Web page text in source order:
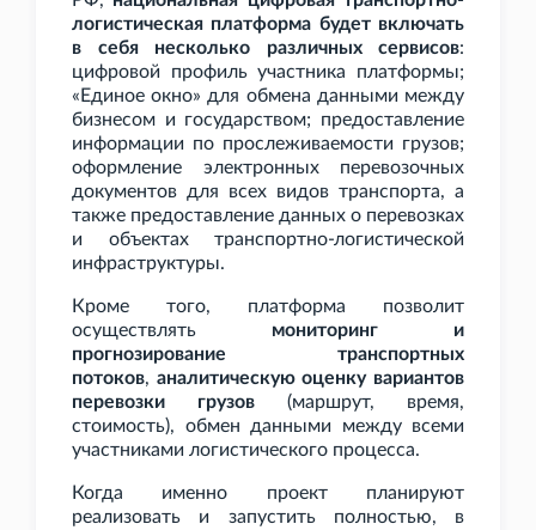
логистическая платформа будет включать
в себя несколько различных сервисов:
цифровой профиль участника платформы;
«Единое окно» для обмена данными между
бизнесом и государством; предоставление
информации по прослеживаемости грузов;
оформление электронных перевозочных
документов для всех видов транспорта, а
также предоставление данных о перевозках
и объектах транспортно-логистической
инфраструктуры.
Кроме того, платформа позволит
осуществлять мониторинг и
прогнозирование транспортных
потоков, аналитическую оценку вариантов
перевозки грузов (маршрут, время,
стоимость), обмен данными между всеми
участниками логистического процесса.
Когда именно проект планируют
реализовать и запустить полностью, в